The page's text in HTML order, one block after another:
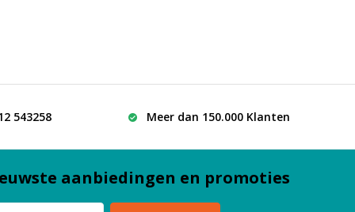
543258 Meer dan 150.000 Klanten
aanbiedingen en promoties